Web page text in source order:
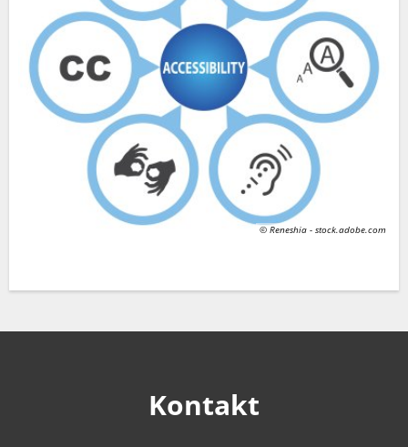
© Reneshia - stock.adobe.com
Kontakt